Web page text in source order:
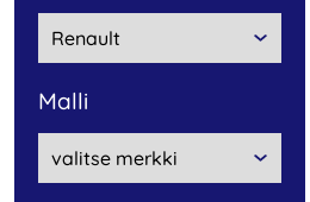
malli